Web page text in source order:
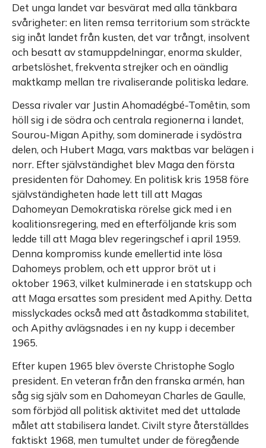
Det unga landet var besvärat med alla tänkbara
svårigheter: en liten remsa territorium som sträckte
sig inåt landet från kusten, det var trångt, insolvent
och besatt av stamuppdelningar, enorma skulder,
arbetslöshet, frekventa strejker och en oändlig
maktkamp mellan tre rivaliserande politiska ledare.
Dessa rivaler var Justin Ahomadégbé-Tomêtin, som
höll sig i de södra och centrala regionerna i landet,
Sourou-Migan Apithy, som dominerade i sydöstra
delen, och Hubert Maga, vars maktbas var belägen i
norr. Efter självständighet blev Maga den första
presidenten för Dahomey. En politisk kris 1958 före
självständigheten hade lett till att Magas
Dahomeyan Demokratiska rörelse gick med i en
koalitionsregering, med en efterföljande kris som
ledde till att Maga blev regeringschef i april 1959.
Denna kompromiss kunde emellertid inte lösa
Dahomeys problem, och ett uppror bröt ut i
oktober 1963, vilket kulminerade i en statskupp och
att Maga ersattes som president med Apithy. Detta
misslyckades också med att åstadkomma stabilitet,
och Apithy avlägsnades i en ny kupp i december
1965.
Efter kupen 1965 blev överste Christophe Soglo
president. En veteran från den franska armén, han
såg sig själv som en Dahomeyan Charles de Gaulle,
som förbjöd all politisk aktivitet med det uttalade
målet att stabilisera landet. Civilt styre återställdes
faktiskt 1968, men tumultet under de föregående